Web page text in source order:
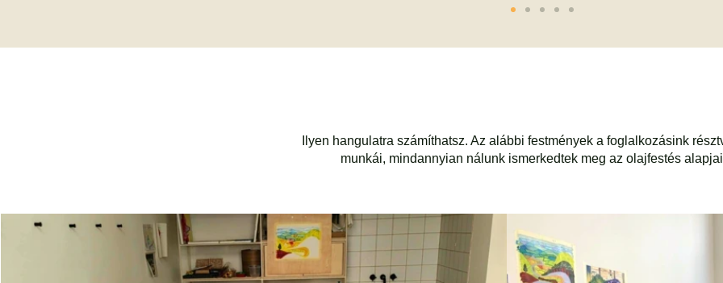
Ilyen hangulatra számíthatsz. Az alábbi festmények a foglalkozásink
munkái, mindannyian nálunk ismerkedtek meg az olajfestés